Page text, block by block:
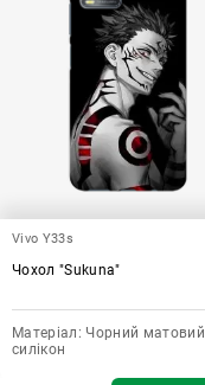
Vivo Y33s
Чохол "Sukuna"
Матеріал: Чорний матовий
силікон